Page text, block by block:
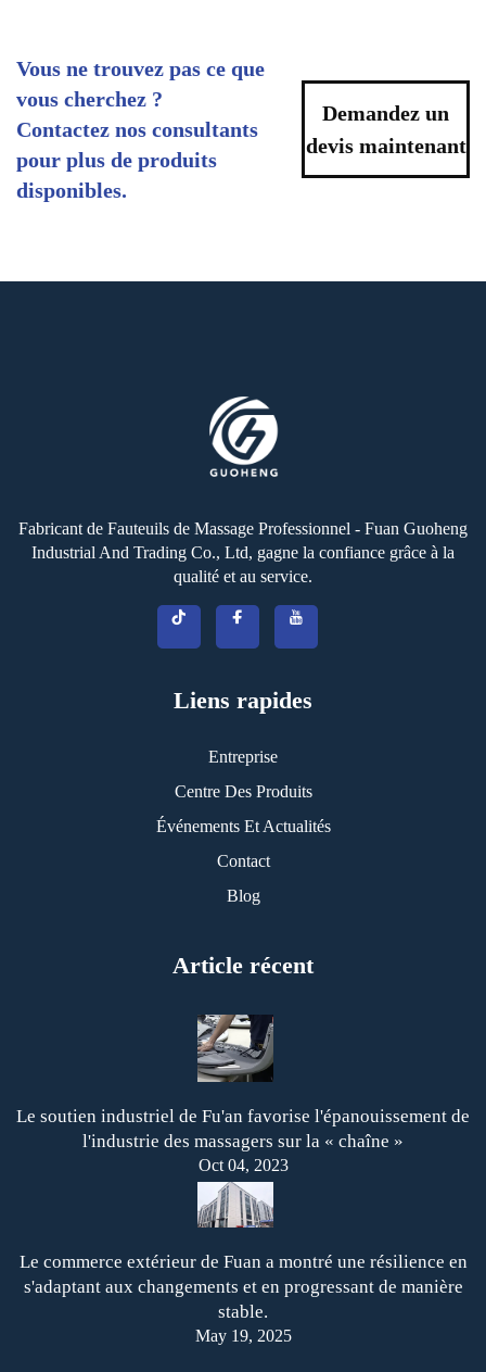
Vous ne trouvez pas ce que
vous cherchez ?
Contactez nos consultants
pour plus de produits
disponibles.
Demandez un
devis maintenant
Fabricant de Fauteuils de Massage Professionnel - Fuan Guoheng
Industrial And Trading Co., Ltd, gagne la confiance grâce à la
qualité et au service.
Liens rapides
Entreprise
Centre Des Produits
Événements Et Actualités
Contact
Blog
Article récent
Le soutien industriel de Fu'an favorise l'épanouissement de
l'industrie des massagers sur la « chaîne »
Oct 04, 2023
Le commerce extérieur de Fuan a montré une résilience en
s'adaptant aux changements et en progressant de manière
stable.
May 19, 2025